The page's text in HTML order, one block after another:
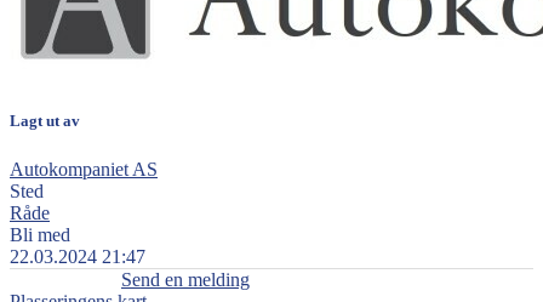
Lagt ut av
Autokompaniet AS
Sted
Råde
Bli med
22.03.2024 21:47
Send en melding